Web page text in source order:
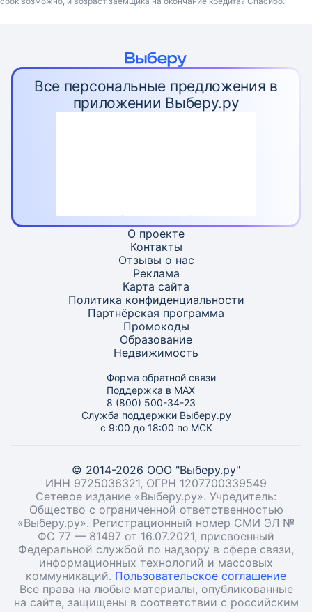
Все персональные предложения в
приложении Выберу.ру
О проекте
Контакты
Отзывы о нас
Реклама
Карта сайта
Политика конфиденциальности
Партнёрская программа
Промокоды
Образование
Недвижимость
Форма обратной связи
Поддержка в MAX
8 (800) 500-34-23
Служба поддержки Выберу.ру
с 9:00 до 18:00 по МСК
© 2014-2026 ООО "Выберу.ру"
ИНН 9725036321, ОГРН 1207700339549
Сетевое издание «Выберу.ру». Учредитель:
Общество с ограниченной ответственностью
«Выберу.ру». Регистрационный номер СМИ ЭЛ №
ФС 77 — 81497 от 16.07.2021, присвоенный
Федеральной службой по надзору в сфере связи,
информационных технологий и массовых
коммуникаций. Пользовательское соглашение
Все права на любые материалы, опубликованные
на сайте, защищены в соответствии с российским